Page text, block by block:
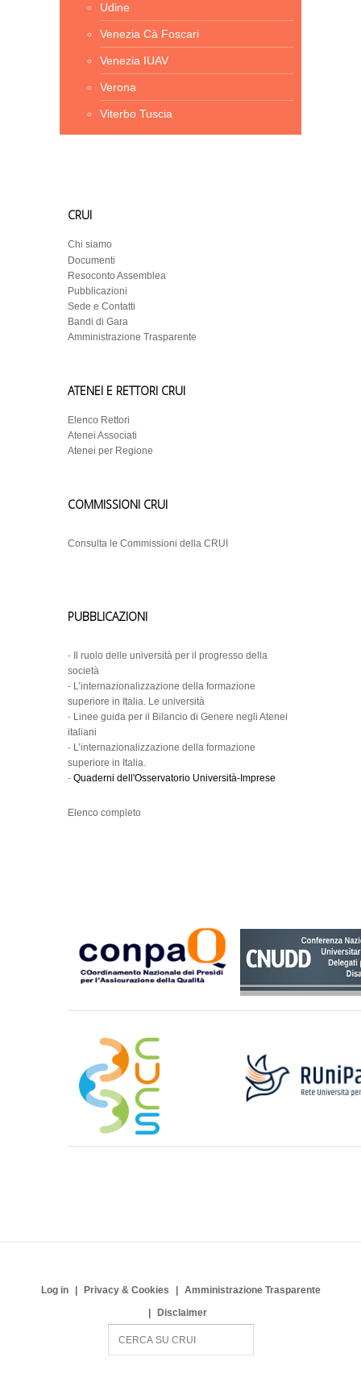
Udine
Venezia Cà Foscari
Venezia IUAV
Verona
Viterbo Tuscia
CRUI
Chi siamo
Documenti
Resoconto Assemblea
Pubblicazioni
Sede e Contatti
Bandi di Gara
Amministrazione Trasparente
ATENEI E RETTORI CRUI
Elenco Rettori
Atenei Associati
Atenei per Regione
COMMISSIONI CRUI
Consulta le Commissioni della CRUI
PUBBLICAZIONI
-
Il ruolo delle università per il progresso della
società
- L’internazionalizzazione della formazione
superiore in Italia. Le università
- Linee guida per il Bilancio di Genere negli Atenei
italiani
- L’internazionalizzazione della formazione
superiore in Italia.
- Quaderni dell'Osservatorio Università-Imprese
Elenco completo
Log in Privacy & Cookies
Amministrazione Trasparente
Disclaimer